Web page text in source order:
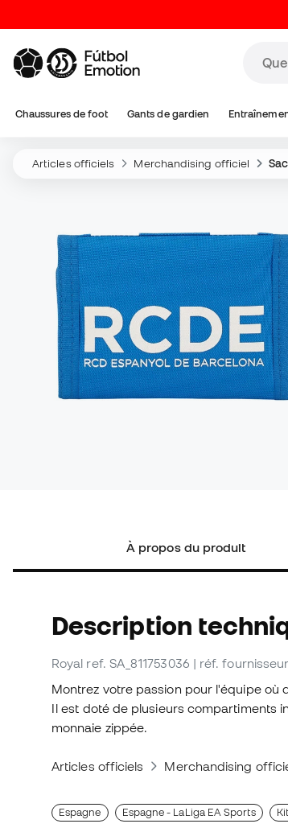
Chaussures de foot Gants de gardien
Articles officiels Merchandising officiel
À propos du produit
Description
Royal ref. SA_811753036 | réf.
Montrez votre passion pour l'équipe où
Il est doté de plusieurs compartiments
monnaie zippée.
Articles officiels Merchandising
Espagne Espagne - LaLiga EA Sports